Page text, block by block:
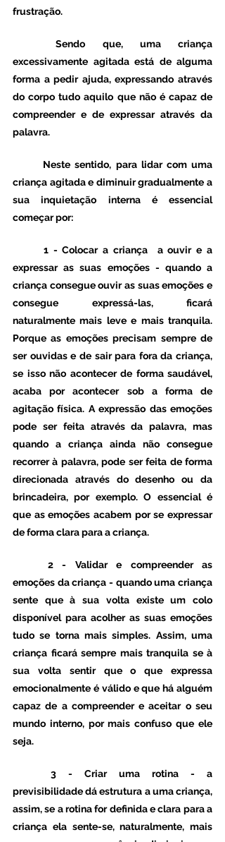
frustração.
	Sendo que, uma criança
excessivamente agitada está de alguma
forma a pedir ajuda, expressando através
do corpo tudo aquilo que não é capaz de
compreender e de expressar através da
palavra.
criança agitada e diminuir gradualmente a
sua inquietação interna é essencial
começar por:
1 - Colocar a criança  a ouvir e a
expressar as suas emoções - quando a
criança consegue ouvir as suas emoções e
consegue expressá-las, ficará
naturalmente mais leve e mais tranquila.
Porque as emoções precisam sempre de
ser ouvidas e de sair para fora da criança,
se isso não acontecer de forma saudável,
acaba por acontecer sob a forma de
agitação física. A expressão das emoções
pode ser feita através da palavra, mas
quando a criança ainda não consegue
recorrer à palavra, pode ser feita de forma
direcionada através do desenho ou da
brincadeira, por exemplo. O essencial é
que as emoções acabem por se expressar
de forma clara para a criança.
2 - Validar e compreender as
emoções da criança - quando uma criança
sente que à sua volta existe um colo
disponível para acolher as suas emoções
tudo se torna mais simples. Assim, uma
criança ficará sempre mais tranquila se à
sua volta sentir que o que expressa
emocionalmente é válido e que há alguém
capaz de a compreender e aceitar o seu
mundo interno, por mais confuso que ele
seja.
3 - Criar uma rotina - a
previsibilidade dá estrutura a uma criança,
assim, se a rotina for definida e clara para a
criança ela sente-se, naturalmente, mais